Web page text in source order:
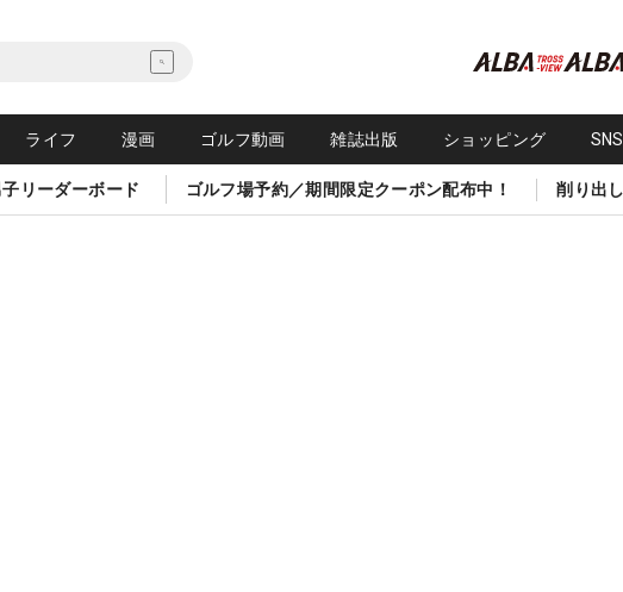
ライフ 漫画 ゴルフ動画 雑誌出版 ショッピング
リーダーボード ゴルフ場予約／期間限定クーポン配布中！ 削り出